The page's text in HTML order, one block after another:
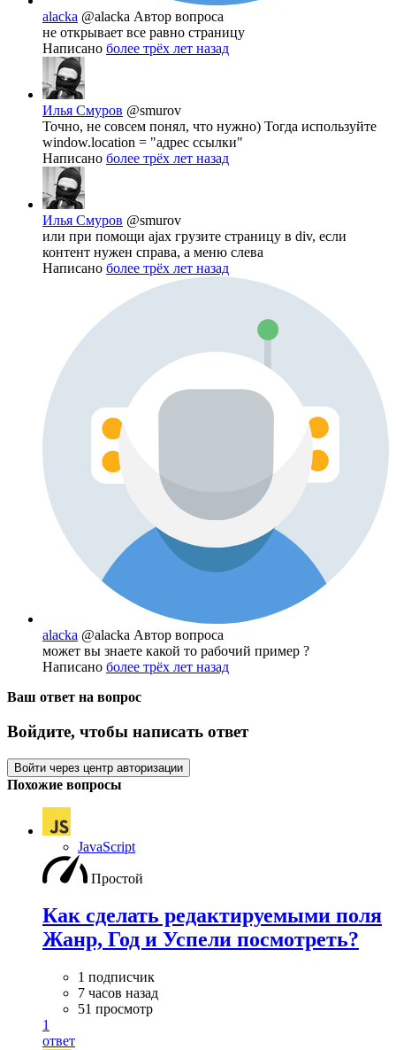
alacka @alacka Автор вопроса
не открывает все равно страницу
Написано более трёх лет назад
Илья Смуров @smurov
Точно, не совсем понял, что нужно) Тогда используйте
window.location = "адрес ссылки"
Написано более трёх лет назад
Илья Смуров @smurov
или при помощи ajax грузите страницу в div, если
контент нужен справа, а меню слева
Написано более трёх лет назад
alacka @alacka Автор вопроса
может вы знаете какой то рабочий пример ?
Написано более трёх лет назад
Ваш ответ на вопрос
Войдите, чтобы написать ответ
Войти через центр авторизации
Похожие вопросы
JavaScript
Простой
Как сделать редактируемыми поля
Жанр, Год и Успели посмотреть?
1 подписчик
7 часов назад
51 просмотр
1
ответ